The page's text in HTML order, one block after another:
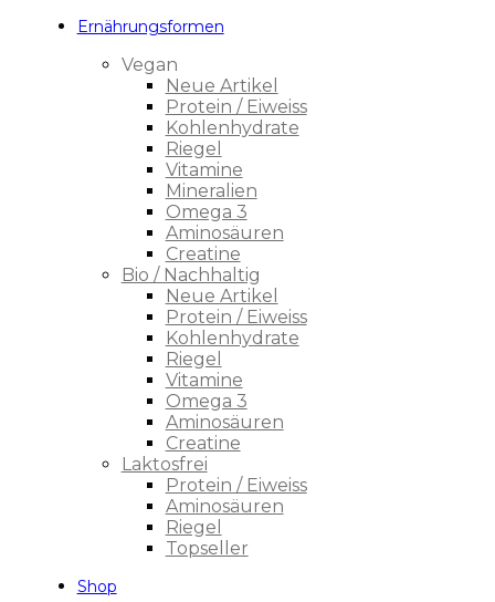
Ernährungsformen
Vegan
Neue Artikel
Protein / Eiweiss
Kohlenhydrate
Riegel
Vitamine
Mineralien
Omega 3
Aminosäuren
Creatine
Bio / Nachhaltig
Neue Artikel
Protein / Eiweiss
Kohlenhydrate
Riegel
Vitamine
Omega 3
Aminosäuren
Creatine
Laktosfrei
Protein / Eiweiss
Aminosäuren
Riegel
Topseller
Shop